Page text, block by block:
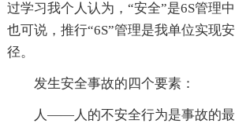
过学习我个人认为，“安全”是6S管理
也可说，推行“6S”管理是我单位实现
径。
发生安全事故的四个要素：
人——人的不安全行为是事故的最